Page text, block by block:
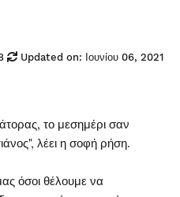
Updated on: Ιουνίου 06, 2021
το μεσημέρι σαν
λέει η σοφή ρήση.
όσοι θέλουμε να